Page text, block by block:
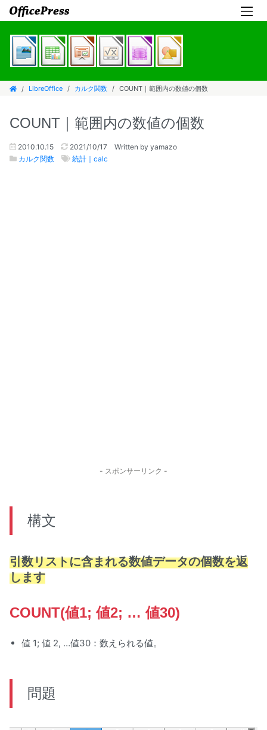
LibreOffice カルク関数 COUNT｜範囲内の数値の個数
COUNT｜範囲内の数値の個数
2010.10.15 2021/10/17
Written by yamazo
カルク関数
統計｜calc
- スポンサーリンク -
構文
引数リストに含まれる数値データの個数を返
します
COUNT(値1; 値2; … 値30)
値 1; 値 2, …値30：数えられる値。
問題